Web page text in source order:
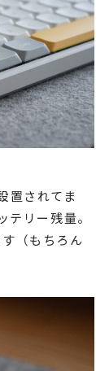
置されてま
リー残量。
（もちろん